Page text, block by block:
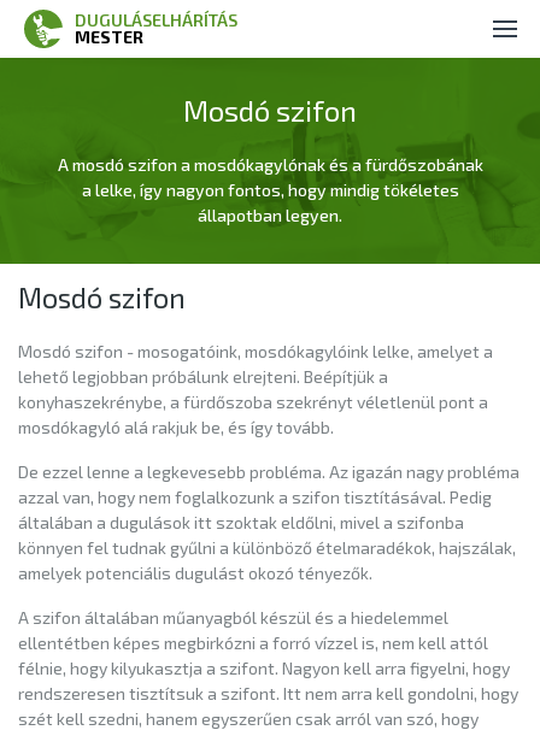
DUGULÁSELHÁRÍTÁS
MESTER
Duguláselhárítás
Kapcsolat
Mosdó szifon
A mosdó szifon a mosdókagylónak és a fürdőszobának
a lelke, így nagyon fontos, hogy mindig tökéletes
állapotban legyen.
Mosdó szifon
Mosdó szifon - mosogatóink, mosdókagylóink lelke, amelyet a
lehető legjobban próbálunk elrejteni. Beépítjük a
konyhaszekrénybe, a fürdőszoba szekrényt véletlenül pont a
mosdókagyló alá rakjuk be, és így tovább.
De ezzel lenne a legkevesebb probléma. Az igazán nagy probléma
azzal van, hogy nem foglalkozunk a szifon tisztításával. Pedig
általában a dugulások itt szoktak eldőlni, mivel a szifonba
könnyen fel tudnak gyűlni a különböző ételmaradékok, hajszálak,
amelyek potenciális dugulást okozó tényezők.
A szifon általában műanyagból készül és a hiedelemmel
ellentétben képes megbirkózni a forró vízzel is, nem kell attól
félnie, hogy kilyukasztja a szifont. Nagyon kell arra figyelni, hogy
rendszeresen tisztítsuk a szifont. Itt nem arra kell gondolni, hogy
szét kell szedni, hanem egyszerűen csak arról van szó, hogy